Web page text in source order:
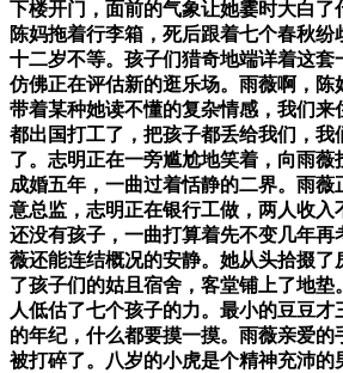
下楼开门，面前的气象让她霎时大白了
陈妈拖着行李箱，死后跟着七个春秋
十二岁不等。孩子们猎奇地端详着这套
仿佛正在评估新的逛乐场。雨薇啊，陈
带着某种她读不懂的复杂情感，我们来
都出国打工了，把孩子都丢给我们，我
了。志明正在一旁尴尬地笑着，向雨薇
成婚五年，一曲过着恬静的二界。雨薇
意总监，志明正在银行工做，两人收入
还没有孩子，一曲打算着先不变几年再
薇还能连结概况的安静。她从头拾掇了
了孩子们的姑且宿舍，客堂铺上了地垫
人低估了七个孩子的力。最小的豆豆
的年纪，什么都要摸一摸。雨薇亲爱的
被打碎了。八岁的小虎是个精神充沛的